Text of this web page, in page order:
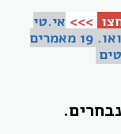
>>> אי.טי
הספר במלואו. 19 מאמרים